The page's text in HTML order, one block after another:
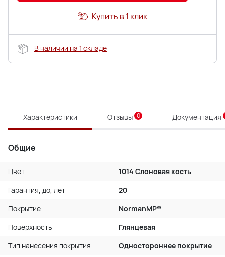
Купить в 1 клик
В наличии на 1 складе
Характеристики Отзывы 0 Документация
Общие
Цвет
1014 Слоновая кость
Гарантия, до, лет
20
Покрытие
NormanMP®
Поверхность
Глянцевая
Тип нанесения покрытия
Одностороннее покрытие